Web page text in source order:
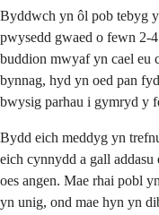
Byddwch yn ôl pob tebyg
pwysedd gwaed o fewn 2-
buddion mwyaf yn cael eu
bynnag, hyd yn oed pan
bwysig parhau i gymryd y
Bydd eich meddyg yn
eich cynnydd a gall
oes angen. Mae rhai pobl
yn unig, ond mae hyn yn